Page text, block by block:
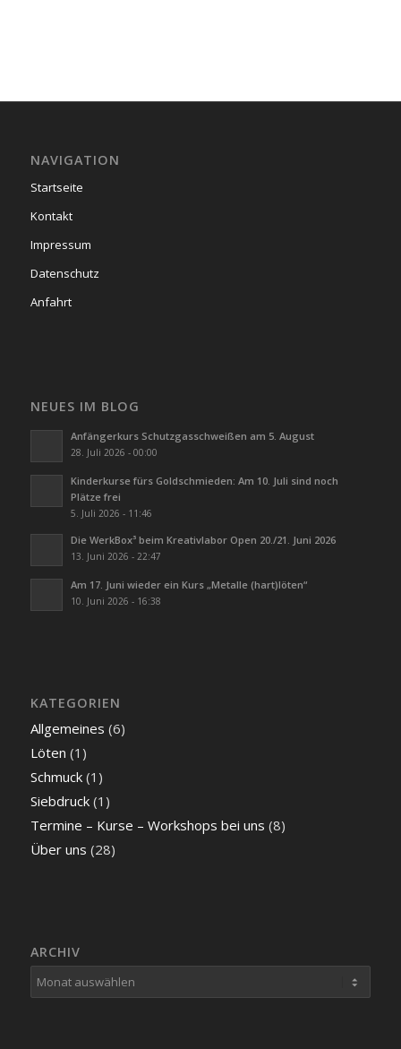
NAVIGATION
Startseite
Kontakt
Impressum
Datenschutz
Anfahrt
NEUES IM BLOG
Anfängerkurs Schutzgasschweißen am 5. August
28. Juli 2026 - 00:00
Kinderkurse fürs Goldschmieden: Am 10. Juli sind noch
Plätze frei
5. Juli 2026 - 11:46
Die WerkBox³ beim Kreativlabor Open 20./21. Juni 2026
13. Juni 2026 - 22:47
Am 17. Juni wieder ein Kurs „Metalle (hart)löten“
10. Juni 2026 - 16:38
KATEGORIEN
Allgemeines (6)
Löten (1)
Schmuck(1)
Siebdruck(1)
Termine – Kurse – Workshops bei uns (8)
Über uns (28)
ARCHIV